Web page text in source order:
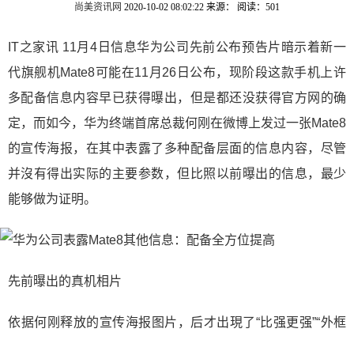
尚美资讯网 2020-10-02 08:02:22 来源： 阅读：501
IT之家讯 11月4日信息华为公司先前公布预告片暗示着新一
代旗舰机Mate8可能在11月26日公布，现阶段这款手机上许
多配备信息内容早已获得曝出，但是都还没获得官方网的确
定，而如今，华为终端首席总裁何刚在微博上发过一张Mate8
的宣传海报，在其中表露了多种配备层面的信息内容，尽管
并沒有得出实际的主要参数，但比照以前曝出的信息，最少
能够做为证明。
先前曝出的真机相片
依据何刚释放的宣传海报图片，后才出現了“比强更强”“外框